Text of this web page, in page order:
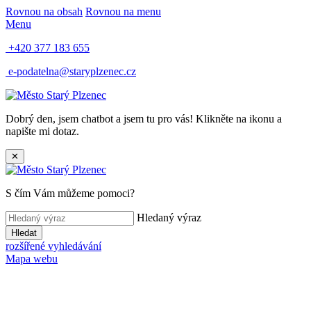
Rovnou na obsah Rovnou na menu
Menu
+420 377 183 655
e-podatelna@staryplzenec.cz
Dobrý den, jsem chatbot a jsem tu pro vás! Klikněte na ikonu a
napište mi dotaz.
✕
S čím Vám můžeme pomoci?
Hledaný výraz
Hledat
rozšířené vyhledávání
Mapa webu